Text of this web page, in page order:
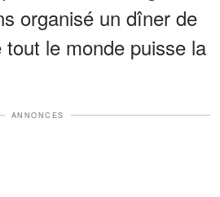
organisé un dîner de
le monde puisse la
ANNONCES